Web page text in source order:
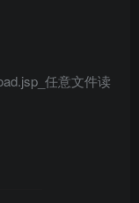
任意文件读